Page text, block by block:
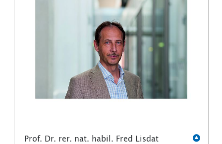
Prof. Dr. rer. nat. habil. Fred Lisdat